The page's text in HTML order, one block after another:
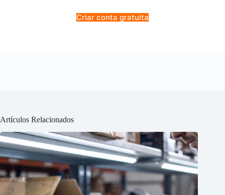
Criar conta gratuita
Artículos Relacionados